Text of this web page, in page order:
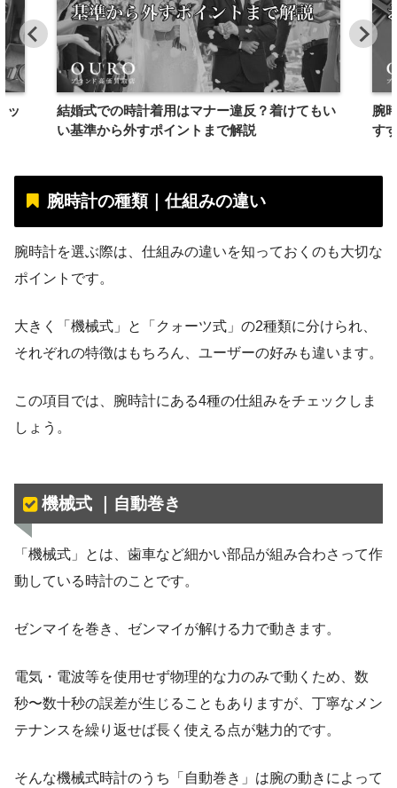
ッ
結婚式での時計着用はマナー違反？着けてもい
い基準から外すポイントまで解説
腕
す
腕時計の種類｜仕組みの違い
腕時計を選ぶ際は、仕組みの違いを知っておくのも大切な
ポイントです。
大きく「機械式」と「クォーツ式」の2種類に分けられ、
それぞれの特徴はもちろん、ユーザーの好みも違います。
この項目では、腕時計にある4種の仕組みをチェックしま
しょう。
機械式 ｜自動巻き
「機械式」とは、歯車など細かい部品が組み合わさって作
動している時計のことです。
ゼンマイを巻き、ゼンマイが解ける力で動きます。
電気・電波等を使用せず物理的な力のみで動くため、数
秒〜数十秒の誤差が生じることもありますが、丁寧なメン
テナンスを繰り返せば長く使える点が魅力的です。
そんな機械式時計のうち「自動巻き」は腕の動きによって